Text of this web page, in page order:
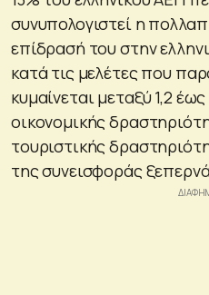
συνυπολογιστεί η
επίδρασή του στην
κατά τις μελέτες που
κυμαίνεται μεταξύ 1,2
οικονομικής
τουριστικής
της συνεισφοράς